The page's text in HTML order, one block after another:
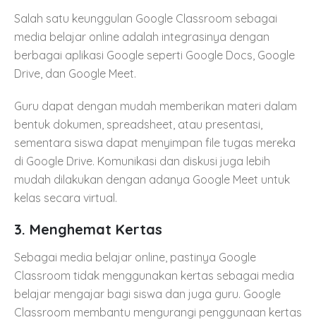
Salah satu keunggulan Google Classroom sebagai
media belajar online adalah integrasinya dengan
berbagai aplikasi Google seperti Google Docs, Google
Drive, dan Google Meet.
Guru dapat dengan mudah memberikan materi dalam
bentuk dokumen, spreadsheet, atau presentasi,
sementara siswa dapat menyimpan file tugas mereka
di Google Drive. Komunikasi dan diskusi juga lebih
mudah dilakukan dengan adanya Google Meet untuk
kelas secara virtual.
3. Menghemat Kertas
Sebagai media belajar online, pastinya Google
Classroom tidak menggunakan kertas sebagai media
belajar mengajar bagi siswa dan juga guru. Google
Classroom membantu mengurangi penggunaan kertas